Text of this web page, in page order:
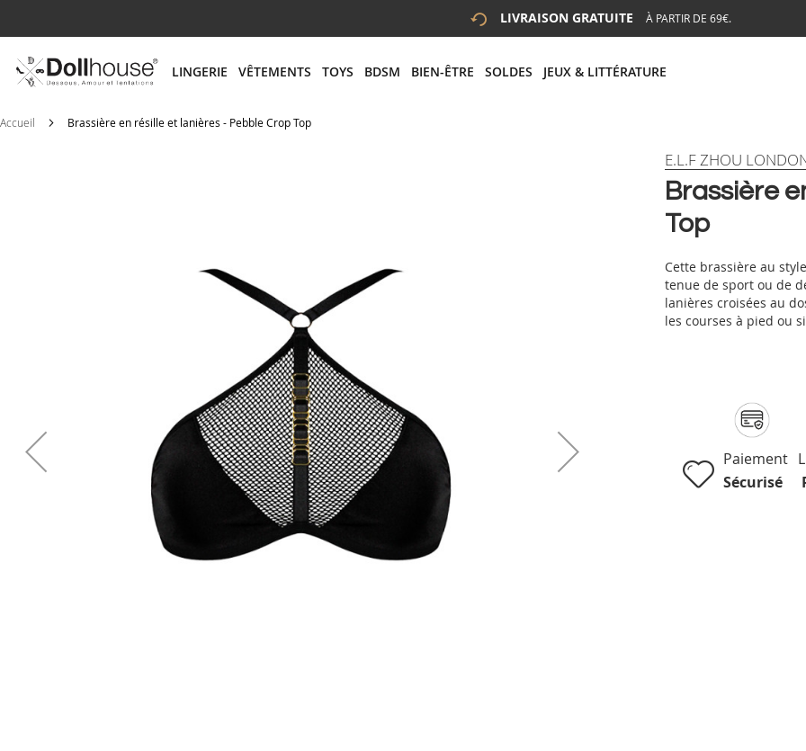
LIVRAISON GRATUITE À PARTIR DE 69€.
LINGERIE VÊTEMENTS TOYS BDSM BIEN-ÊTRE SOLDES JEUX & LITTÉRATURE
# ENTREZ AU MOINS 3 CARACTÈRES POUR LANCER LA RECHERCHE
Accueil Brassière en résille et lanières - Pebble Crop Top
Brassière
Top
E.L.F ZHOU
Cette brassière au
tenue de sport ou de
lanières croisées au
les courses à pied ou
Paiement
Sécurisé